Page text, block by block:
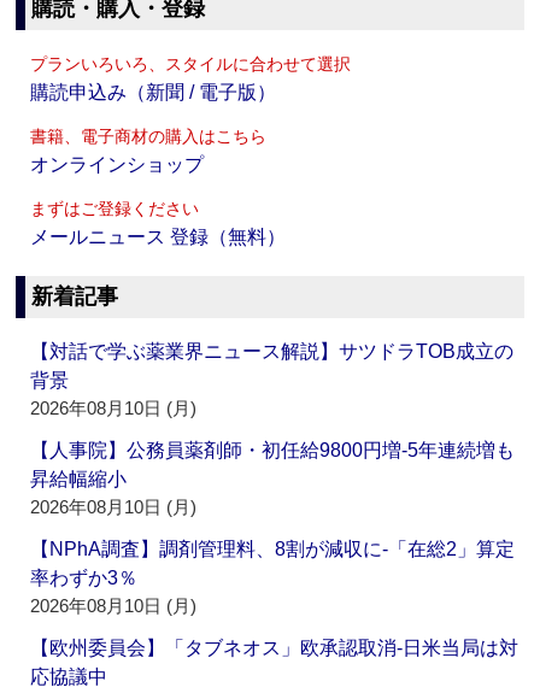
購読・購入・登録
プランいろいろ、スタイルに合わせて選択
購読申込み（新聞 / 電子版）
書籍、電子商材の購入はこちら
オンラインショップ
まずはご登録ください
メールニュース 登録（無料）
新着記事
【対話で学ぶ薬業界ニュース解説】サツドラTOB成立の
背景
2026年08月10日 (月)
【人事院】公務員薬剤師・初任給9800円増‐5年連続増も
昇給幅縮小
2026年08月10日 (月)
【NPhA調査】調剤管理料、8割が減収に‐「在総2」算定
率わずか3％
2026年08月10日 (月)
【欧州委員会】「タブネオス」欧承認取消‐日米当局は対
応協議中